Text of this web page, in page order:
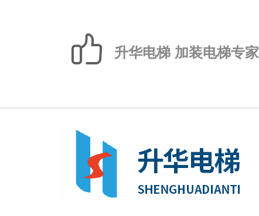
升华电梯 加装电梯专家